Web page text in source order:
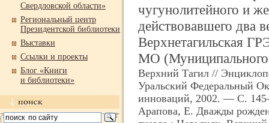
Свердловской области»
Региональный центр
Президентской библиотеки
Выставки
Ссылки и проекты
Блог «Книги
и библиотеки»
чугунолитейного и
действовавшего два
Верхнетагильская
МО (Муниципального
Верхний Тагил //
Уральский Федеральный
инноваций, 2002. — С.
Арапова, Е. Дважды